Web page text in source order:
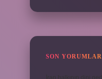
SON YORUMLAR